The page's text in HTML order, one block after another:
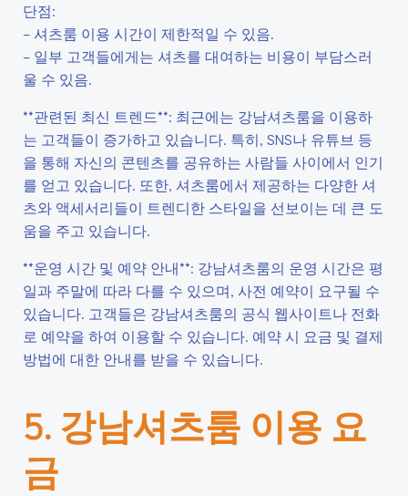
단점:
– 셔츠룸 이용 시간이 제한적일 수 있음.
– 일부 고객들에게는 셔츠를 대여하는 비용이 부담스러
울 수 있음.
**관련된 최신 트렌드**: 최근에는 강남셔츠룸을 이용하
는 고객들이 증가하고 있습니다. 특히, SNS나 유튜브 등
을 통해 자신의 콘텐츠를 공유하는 사람들 사이에서 인기
를 얻고 있습니다. 또한, 셔츠룸에서 제공하는 다양한 셔
츠와 액세서리들이 트렌디한 스타일을 선보이는 데 큰 도
움을 주고 있습니다.
**운영 시간 및 예약 안내**: 강남셔츠룸의 운영 시간은 평
일과 주말에 따라 다를 수 있으며, 사전 예약이 요구될 수
있습니다. 고객들은 강남셔츠룸의 공식 웹사이트나 전화
로 예약을 하여 이용할 수 있습니다. 예약 시 요금 및 결제
방법에 대한 안내를 받을 수 있습니다.
5. 강남셔츠룸 이용 요
금